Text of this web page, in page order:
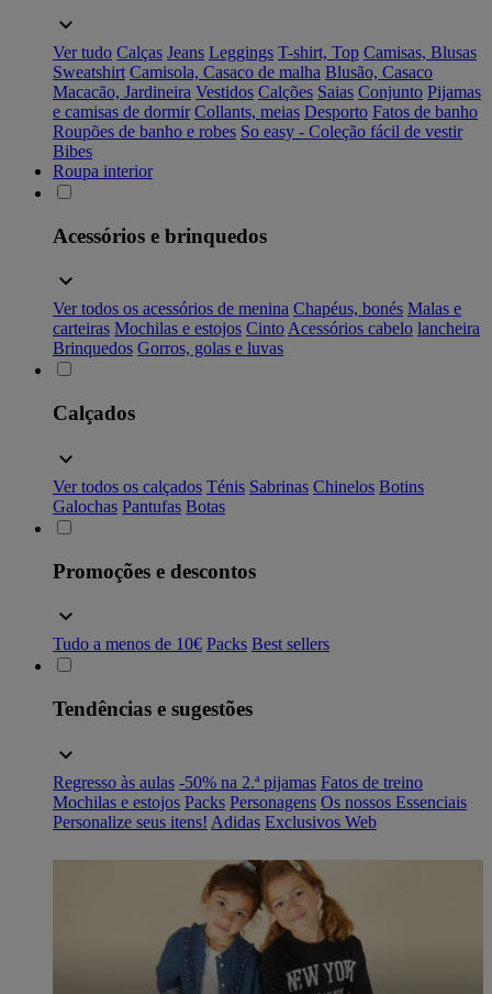
Ver tudo Calças Jeans Leggings T-shirt, Top Camisas, Blusas
Sweatshirt Camisola, Casaco de malha Blusão, Casaco
Macacão, Jardineira Vestidos Calções Saias Conjunto Pijamas
e camisas de dormir Collants, meias Desporto Fatos de banho
Roupões de banho e robes So easy - Coleção fácil de vestir
Bibes
Roupa interior
Acessórios e brinquedos
Ver todos os acessórios de menina Chapéus, bonés Malas e
carteiras Mochilas e estojos Cinto Acessórios cabelo lancheira
Brinquedos Gorros, golas e luvas
Calçados
Ver todos os calçados Ténis Sabrinas Chinelos Botins
Galochas Pantufas Botas
Promoções e descontos
Tudo a menos de 10€ Packs Best sellers
Tendências e sugestões
Regresso às aulas -50% na 2.ª pijamas Fatos de treino
Mochilas e estojos Packs Personagens Os nossos Essenciais
Personalize seus itens! Adidas Exclusivos Web